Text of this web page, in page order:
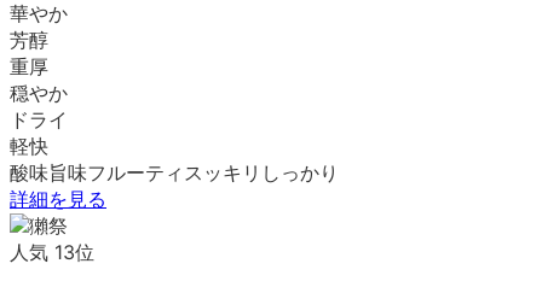
華やか
芳醇
重厚
穏やか
ドライ
軽快
酸味旨味フルーティ スッキリ しっかり
詳細を見る
人気 13位